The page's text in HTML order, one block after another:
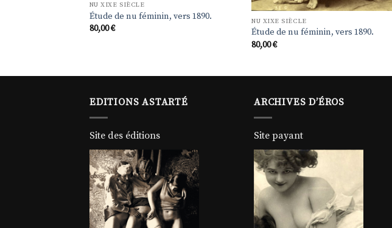
NU XIXE SIÈCLE
Étude de nu féminin, vers 1890.
80,00€
NU XIXE SIÈCLE
Étude de nu féminin, vers 1890.
80,00€
EDITIONS ASTARTÉ
Site des éditions
ARCHIVES D’ÉROS
Site payant